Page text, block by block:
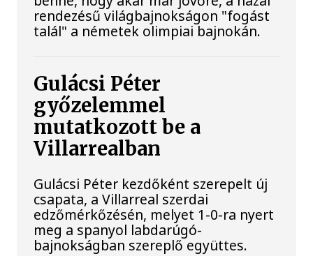
rendezésű világbajnokságon "fogást
talál" a németek olimpiai bajnokán.
Gulácsi Péter
győzelemmel
mutatkozott be a
Villarrealban
Gulácsi Péter kezdőként szerepelt új
csapata, a Villarreal szerdai
edzőmérkőzésén, melyet 1-0-ra nyert
meg a spanyol labdarúgó-
bajnokságban szereplő együttes.